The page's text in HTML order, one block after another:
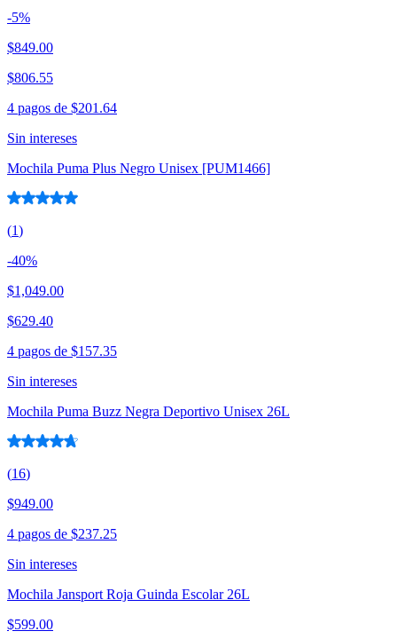
-5%
$849.00
$806.55
4 pagos de $201.64
Sin intereses
Mochila Puma Plus Negro Unisex [PUM1466]
(1)
-40%
$1,049.00
$629.40
4 pagos de $157.35
Sin intereses
Mochila Puma Buzz Negra Deportivo Unisex 26L
(16)
$949.00
4 pagos de $237.25
Sin intereses
Mochila Jansport Roja Guinda Escolar 26L
$599.00